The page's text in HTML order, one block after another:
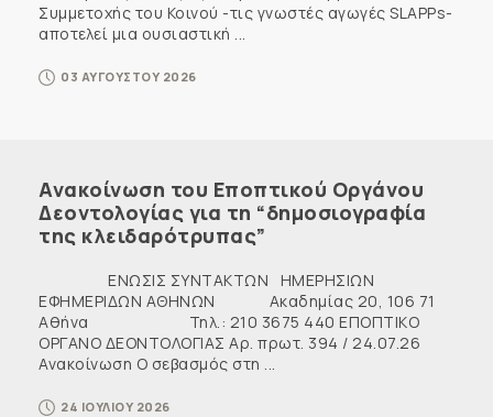
Συμμετοχής του Κοινού -τις γνωστές αγωγές SLAPPs-
αποτελεί μια ουσιαστική ...
03 ΑΥΓΟΥΣΤΟΥ 2026
Ανακοίνωση του Εποπτικού Οργάνου
Δεοντολογίας για τη “δημοσιογραφία
της κλειδαρότρυπας”
ΕΝΩΣΙΣ ΣΥΝΤΑΚΤΩΝ ΗΜΕΡΗΣΙΩΝ
ΕΦΗΜΕΡΙΔΩΝ ΑΘΗΝΩΝ Ακαδημίας 20, 106 71
Αθήνα Τηλ.: 210 3675 440 ΕΠΟΠΤΙΚΟ
ΟΡΓΑΝΟ ΔΕΟΝΤΟΛΟΓΙΑΣ Αρ. πρωτ. 394 / 24.07.26
Ανακοίνωση Ο σεβασμός στη ...
24 ΙΟΥΛΙΟΥ 2026